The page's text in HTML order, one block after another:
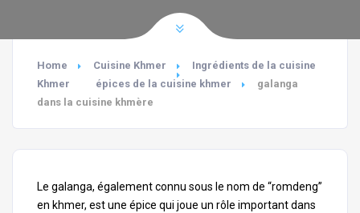
Home Cuisine Khmer
Ingrédients de la cuisine
Khmer
épices de la cuisine khmer
galanga
dans la cuisine khmère
Le galanga, également connu sous le nom de “romdeng”
en khmer, est une épice qui joue un rôle important dans